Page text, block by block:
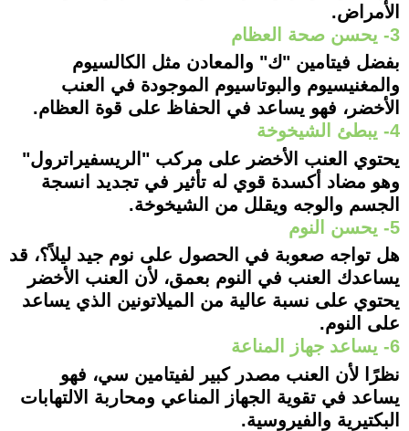
الأمراض.
3- يحسن صحة العظام
بفضل فيتامين "ك" والمعادن مثل الكالسيوم
والمغنيسيوم والبوتاسيوم الموجودة في العنب
الأخضر، فهو يساعد في الحفاظ على قوة العظام.
4- يبطئ الشيخوخة
يحتوي العنب الأخضر على مركب "الريسفيراترول"
وهو مضاد أكسدة قوي له تأثير في تجديد انسجة
الجسم والوجه ويقلل من الشيخوخة.
5- يحسن النوم
هل تواجه صعوبة في الحصول على نوم جيد ليلاً؟، قد
يساعدك العنب في النوم بعمق، لأن العنب الأخضر
يحتوي على نسبة عالية من الميلاتونين الذي يساعد
على النوم.
6- يساعد جهاز المناعة
نظرًا لأن العنب مصدر كبير لفيتامين سي، فهو
يساعد في تقوية الجهاز المناعي ومحاربة الالتهابات
البكتيرية والفيروسية.